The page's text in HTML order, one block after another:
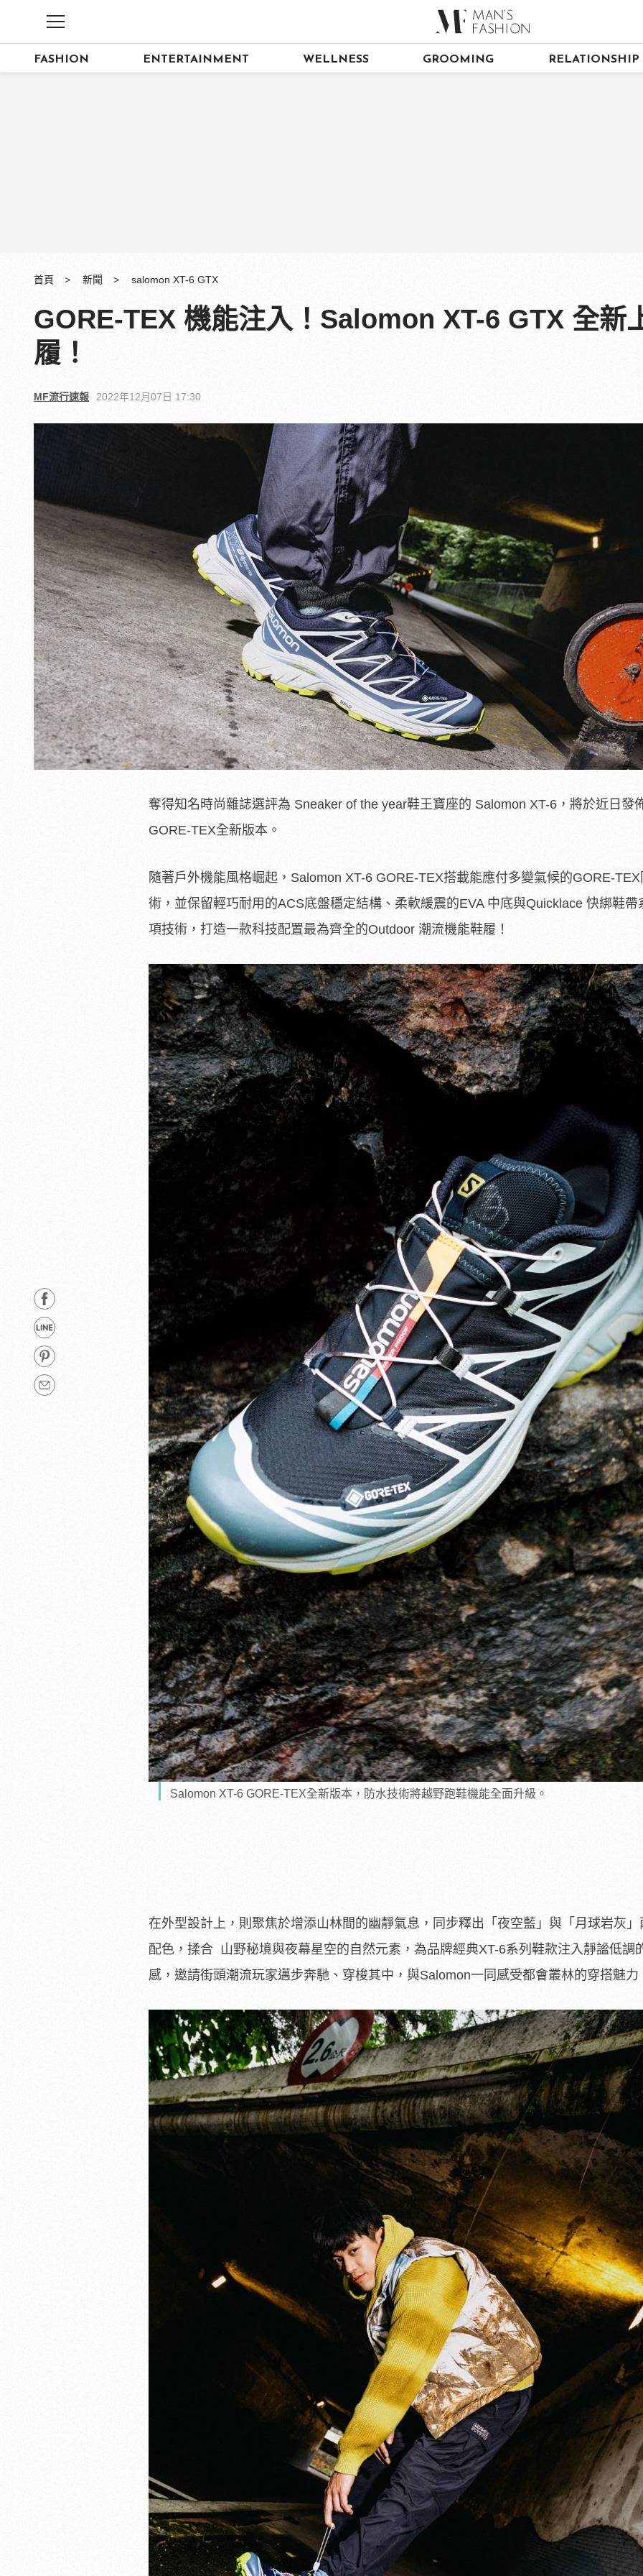
FASHION ENTERTAINMENT WELLNESS GROOMING RELATIONSHIP
首頁 新聞 salomon XT-6 GTX
GORE-TEX 機能注入！Salomon XT-6 GTX 全新
履！
MF流行速報 2022年12月07日 17:30
奪得知名時尚雜誌選評為 Sneaker of the year鞋王寶座的 Salomon XT-6，將於近日發
GORE-TEX全新版本。
隨著戶外機能風格崛起，Salomon XT-6 GORE-TEX搭載能應付多變氣候的GORE-
術，並保留輕巧耐用的ACS底盤穩定結構、柔軟緩震的EVA 中底與Quicklace 快綁鞋帶
項技術，打造一款科技配置最為齊全的Outdoor 潮流機能鞋履！
Salomon XT-6 GORE-TEX全新版本，防水技術將越野跑鞋機能全面升級。
在外型設計上，則聚焦於增添山林間的幽靜氣息，同步釋出「夜空藍」與「月球岩灰」
配色，揉合 山野秘境與夜幕星空的自然元素，為品牌經典XT-6系列鞋款注入靜謐低調
感，邀請街頭潮流玩家邁步奔馳、穿梭其中，與Salomon一同感受都會叢林的穿搭魅力